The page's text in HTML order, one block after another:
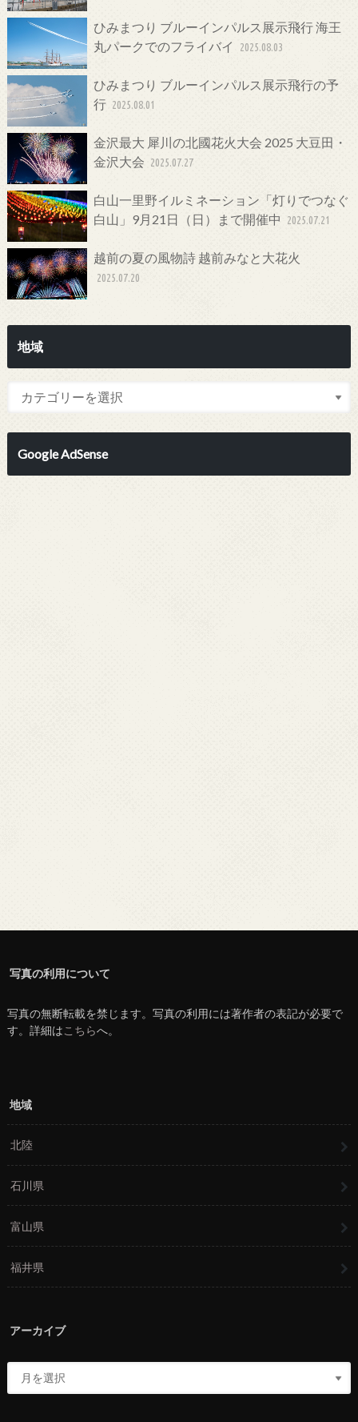
ひみまつり ブルーインパルス展示飛行 海王
丸パークでのフライバイ
2025.08.03
ひみまつり ブルーインパルス展示飛行の予
行 2025.08.01
金沢最大 犀川の北國花火大会 2025 大豆田・
金沢大会 2025.07.27
白山一里野イルミネーション「灯りでつなぐ
白山」9月21日（日）まで開催中
2025.07.21
越前の夏の風物詩 越前みなと大花火
2025.07.20
地域
Google AdSense
写真の利用について
写真の無断転載を禁じます。写真の利用には著作者の表記が必要で
す。詳細はこちらへ。
地域
北陸
石川県
富山県
福井県
アーカイブ